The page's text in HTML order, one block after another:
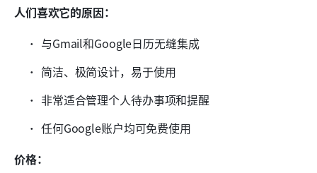
人们喜欢它的原因：
与Gmail和Google日历无缝集成
简洁、极简设计，易于使用
非常适合管理个人待办事项和提醒
任何Google账户均可免费使用
价格：